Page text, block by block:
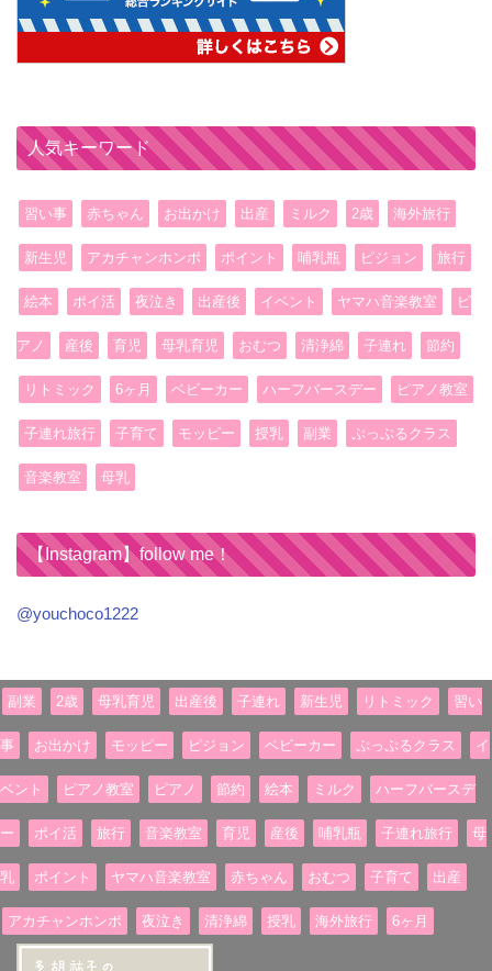
人気キーワード
習い事 赤ちゃん お出かけ 出産 ミルク 2歳 海外旅行
新生児 アカチャンホンポ ポイント 哺乳瓶 ピジョン 旅行
絵本 ポイ活 夜泣き 出産後 イベント ヤマハ音楽教室 ピ
アノ 産後 育児 母乳育児 おむつ 清浄綿 子連れ 節約
リトミック 6ヶ月 ベビーカー ハーフバースデー ピアノ教室
子連れ旅行 子育て モッピー 授乳 副業 ぷっぷるクラス
音楽教室 母乳
【Instagram】follow me！
@youchoco1222
副業 2歳 母乳育児 出産後 子連れ 新生児 リトミック 習い
事 お出かけ モッピー ピジョン ベビーカー ぷっぷるクラス イ
ベント ピアノ教室 ピアノ 節約 絵本 ミルク ハーフバースデ
ー ポイ活 旅行 音楽教室 育児 産後 哺乳瓶 子連れ旅行 母
乳 ポイント ヤマハ音楽教室 赤ちゃん おむつ 子育て 出産
アカチャンホンポ 夜泣き 清浄綿 授乳 海外旅行 6ヶ月